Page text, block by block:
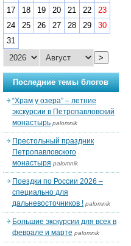
17
18 19 20 21 22
23
24
25 26 27 28 29
30
31
>
Последние темы блогов
“Храм у озера” – летние
экскурсии в Петропавловский
монастырь palomnik
Престольный праздник
Петропавловского
монастыря palomnik
Поездки по России 2026 –
специально для
дальневосточников ! palomnik
Большие экскурсии для всех в
феврале и марте palomnik